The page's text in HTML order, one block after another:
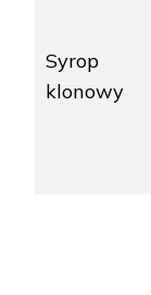
Syrop
klonowy